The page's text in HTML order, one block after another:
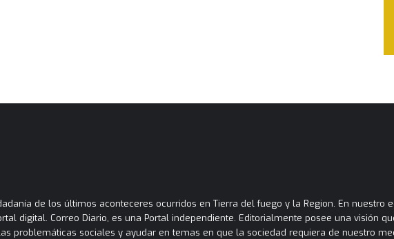
de los últimos aconteceres ocurridos en Tierra del fuego y la Region. En nuestro
digital. Correo Diario, es una Portal independiente. Editorialmente posee una visión
problemáticas sociales y ayudar en temas en que la sociedad requiera de nuestro